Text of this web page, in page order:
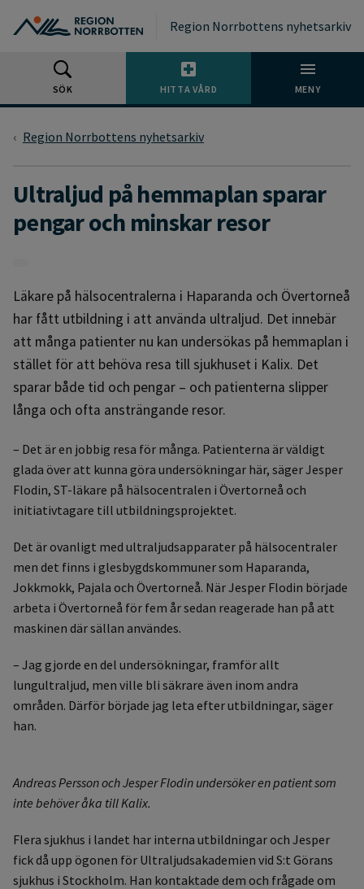
Region Norrbottens nyhetsarkiv
SÖK HITTA VÅRD MENY
Region Norrbottens nyhetsarkiv
Ultraljud på hemmaplan sparar
pengar och minskar resor
Läkare på hälsocentralerna i Haparanda och Övertorneå
har fått utbildning i att använda ultraljud. Det innebär
att många patienter nu kan undersökas på hemmaplan i
stället för att behöva resa till sjukhuset i Kalix. Det
sparar både tid och pengar – och patienterna slipper
långa och ofta ansträngande resor.
– Det är en jobbig resa för många. Patienterna är väldigt
glada över att kunna göra undersökningar här, säger Jesper
Flodin, ST-läkare på hälsocentralen i Övertorneå och
initiativtagare till utbildningsprojektet.
Det är ovanligt med ultraljudsapparater på hälsocentraler
men det finns i glesbygdskommuner som Haparanda,
Jokkmokk, Pajala och Övertorneå. När Jesper Flodin började
arbeta i Övertorneå för fem år sedan reagerade han på att
maskinen där sällan användes.
– Jag gjorde en del undersökningar, framför allt
lungultraljud, men ville bli säkrare även inom andra
områden. Därför började jag leta efter utbildningar, säger
han.
Andreas Persson och Jesper Flodin undersöker en patient som
inte behöver åka till Kalix.
Flera sjukhus i landet har interna utbildningar och Jesper
fick då upp ögonen för Ultraljudsakademien vid S:t Görans
sjukhus i Stockholm. Han kontaktade dem och frågade om